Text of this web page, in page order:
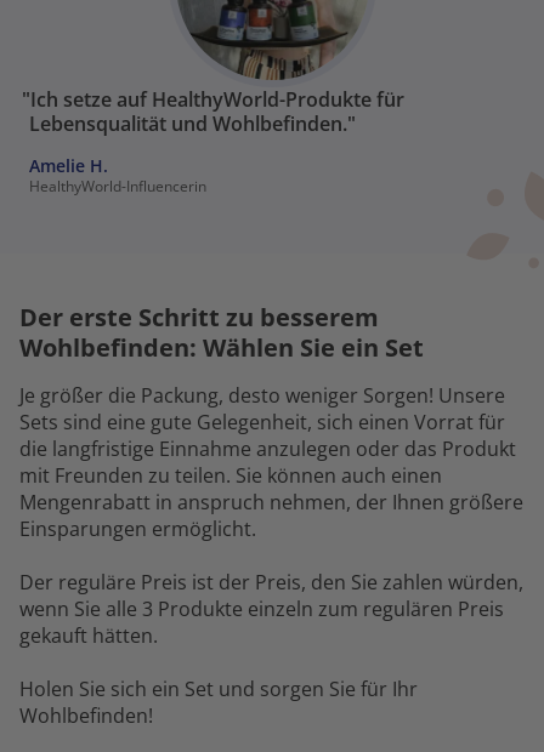
"Ich setze auf HealthyWorld-Produkte für
Lebensqualität und Wohlbefinden."
Amelie H.
HealthyWorld-Influencerin
Der erste Schritt zu besserem
Wohlbefinden: Wählen Sie ein Set
Je größer die Packung, desto weniger Sorgen! Unsere
Sets sind eine gute Gelegenheit, sich einen Vorrat für
die langfristige Einnahme anzulegen oder das Produkt
mit Freunden zu teilen. Sie können auch einen
Mengenrabatt in anspruch nehmen, der Ihnen größere
Einsparungen ermöglicht.
Der reguläre Preis ist der Preis, den Sie zahlen würden,
wenn Sie alle 3 Produkte einzeln zum regulären Preis
gekauft hätten.
Holen Sie sich ein Set und sorgen Sie für Ihr
Wohlbefinden!